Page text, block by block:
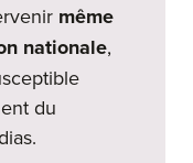
même
nationale,
du